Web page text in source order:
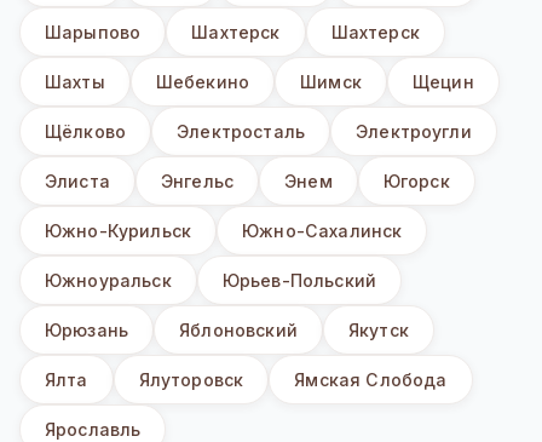
Шарыпово Шахтерск Шахтерск
Шахты Шебекино Шимск Щецин
Щёлково Электросталь Электроугли
Элиста Энгельс Энем Югорск
Южно-Курильск Южно-Сахалинск
Южноуральск Юрьев-Польский
Юрюзань Яблоновский Якутск
Ялта Ялуторовск Ямская Слобода
Ярославль